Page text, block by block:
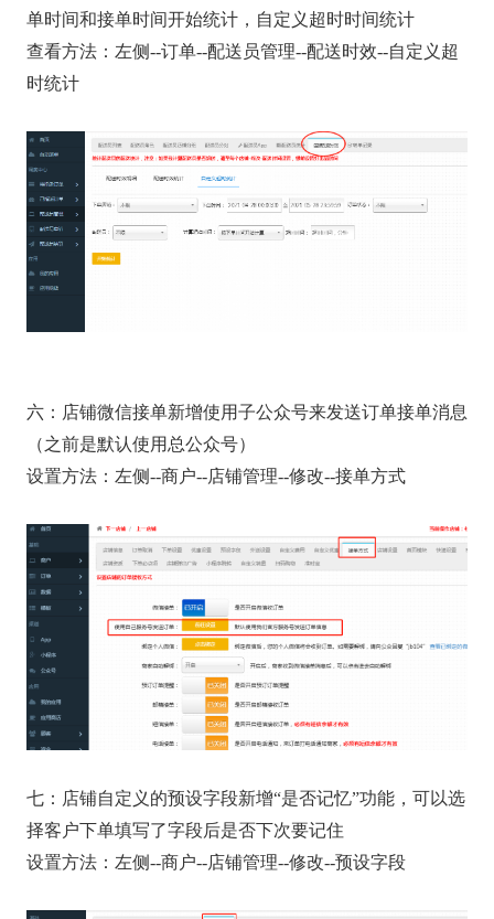
单时间和接单时间开始统计，自定义超时时间统计
查看方法：左侧--订单--配送员管理--配送时效--自定义超
时统计
六：店铺微信接单新增使用子公众号来发送订单接单消息
（之前是默认使用总公众号）
设置方法：左侧--商户--店铺管理--修改--接单方式
七：店铺自定义的预设字段新增“是否记忆”功能，可以选
择客户下单填写了字段后是否下次要记住
设置方法：左侧--商户--店铺管理--修改--预设字段